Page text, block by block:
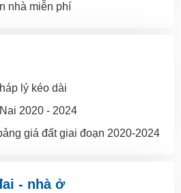
nhà miễn phí
lý kéo dài
2020 - 2024
giá đất giai đoạn 2020-2024
- nhà ở